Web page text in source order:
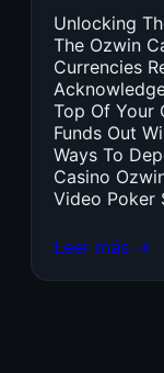
Unlocking
The Ozwin
Currencies
Top Of Your
Funds Out
Ways To
Casino
Video Poker
Leer más →